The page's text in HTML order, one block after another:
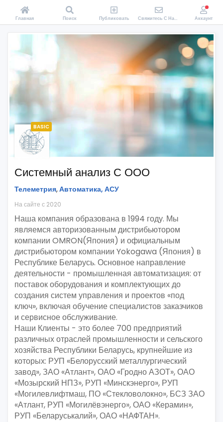
BASIC
Системный анализ С ООО
Телеметрия,Автоматика, АСУ
На сайте с 2020
Наша компания образована в 1994 году. Мы
являемся авторизованным дистрибьютором
компании OMRON(Япония) и официальным
дистрибьютором компании Yokogawa (Япония) в
Республике Беларусь. Основное направление
деятельности - промышленная автоматизация: от
поставок оборудования и комплектующих до
создания систем управления и проектов «под
ключ», включая обучение специалистов заказчиков
и сервисное обслуживание.
Наши Клиенты - это более 700 предприятий
различных отраслей промышленности и сельского
хозяйства Республики Беларусь, крупнейшие из
которых: РУП «Белорусский металлургический
завод», ЗАО «Атлант», ОАО «Гродно АЗОТ», ОАО
«Мозырский НПЗ», РУП «Минскэнерго», РУП
«Могилевлифтмаш, ПО «Стекловолокно», БСЗ ЗАО
«Атлант, РУП «Могилёвэнерго», ОАО «Керамин»,
РУП «Беларуськалий», ОАО «НАФТАН».
Главная Поиск Публиковать Свяжитесь С Нами Аккаунт